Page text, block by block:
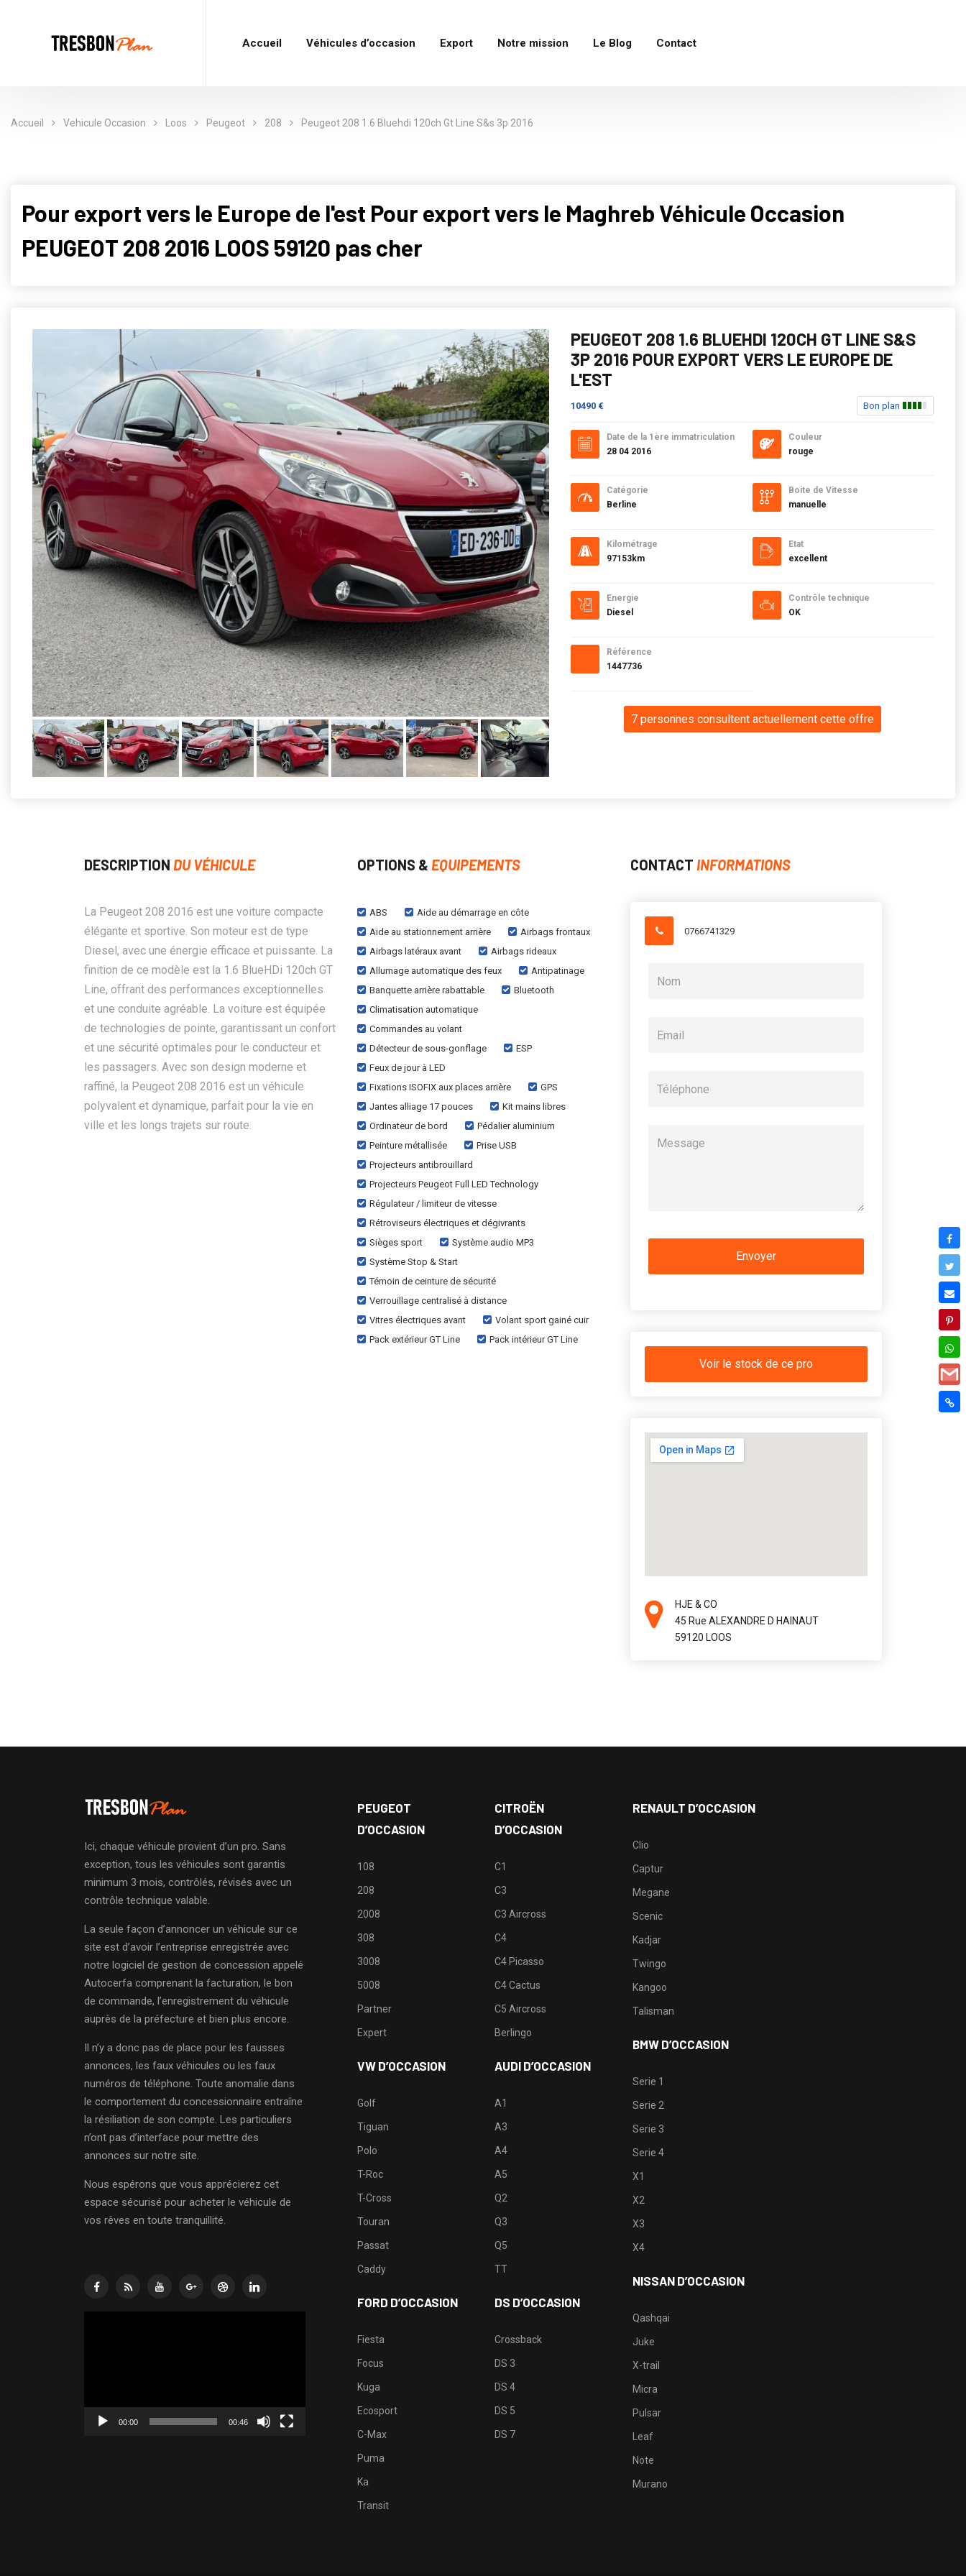
Accueil Véhicules d’occasion Export Notre mission Le Blog Contact
Accueil Vehicule Occasion Loos Peugeot 208 Peugeot 208 1.6 Bluehdi 120ch Gt Line S&s 3p 2016
Pour export vers le Europe de l'est Pour export vers le Maghreb Véhicule Occasion
PEUGEOT 208 2016 LOOS 59120 pas cher
PEUGEOT 208 1.6 BLUEHDI 120CH GT LINE S&S
3P 2016 POUR EXPORT VERS LE EUROPE DE
L'EST
10490 € Bon plan
Date de la 1ère immatriculation
28 04 2016
Catégorie
Berline
Kilométrage
97153km
Energie
Diesel
Référence
1447736
Couleur
rouge
Boite de Vitesse
manuelle
Etat
excellent
Contrôle technique
OK
7 personnes consultent actuellement cette offre
DESCRIPTION DU VÉHICULE
La Peugeot 208 2016 est une voiture compacte
élégante et sportive. Son moteur est de type
Diesel, avec une énergie efficace et puissante. La
finition de ce modèle est la 1.6 BlueHDi 120ch GT
Line, offrant des performances exceptionnelles
et une conduite agréable. La voiture est équipée
de technologies de pointe, garantissant un confort
et une sécurité optimales pour le conducteur et
les passagers. Avec son design moderne et
raffiné, la Peugeot 208 2016 est un véhicule
polyvalent et dynamique, parfait pour la vie en
ville et les longs trajets sur route.
OPTIONS & EQUIPEMENTS
ABS
Aide au démarrage en côte
Aide au stationnement arrière
Airbags frontaux
Airbags latéraux avant
Airbags rideaux
Allumage automatique des feux
Antipatinage
Banquette arrière rabattable
Bluetooth
Climatisation automatique
Commandes au volant
Détecteur de sous-gonflage
ESP
Feux de jour à LED
Fixations ISOFIX aux places arrière
GPS
Jantes alliage 17 pouces
Kit mains libres
Ordinateur de bord
Pédalier aluminium
Peinture métallisée
Prise USB
Projecteurs antibrouillard
Projecteurs Peugeot Full LED Technology
Régulateur / limiteur de vitesse
Rétroviseurs électriques et dégivrants
Sièges sport
Système audio MP3
Système Stop & Start
Témoin de ceinture de sécurité
Verrouillage centralisé à distance
Vitres électriques avant
Volant sport gainé cuir
Pack extérieur GT Line
Pack intérieur GT Line
CONTACT INFORMATIONS
0766741329
Voir le stock de ce pro
HJE & CO
45 Rue ALEXANDRE D HAINAUT
59120 LOOS
Ici, chaque véhicule provient d’un pro. Sans
exception, tous les véhicules sont garantis
minimum 3 mois, contrôlés, révisés avec un
contrôle technique valable.
La seule façon d’annoncer un véhicule sur ce
site est d’avoir l’entreprise enregistrée avec
notre logiciel de gestion de concession appelé
Autocerfa comprenant la facturation, le bon
de commande, l’enregistrement du véhicule
auprès de la préfecture et bien plus encore.
Il n’y a donc pas de place pour les fausses
annonces, les faux véhicules ou les faux
numéros de téléphone. Toute anomalie dans
le comportement du concessionnaire entraîne
la résiliation de son compte. Les particuliers
n’ont pas d’interface pour mettre des
annonces sur notre site.
Nous espérons que vous apprécierez cet
espace sécurisé pour acheter le véhicule de
vos rêves en toute tranquillité.
00:00 00:46
PEUGEOT
D’OCCASION
108
208
2008
308
3008
5008
Partner
Expert
VW D’OCCASION
Golf
Tiguan
Polo
T-Roc
T-Cross
Touran
Passat
Caddy
FORD D’OCCASION
Fiesta
Focus
Kuga
Ecosport
C-Max
Puma
Ka
Transit
CITROËN
D’OCCASION
C1
C3
C3 Aircross
C4
C4 Picasso
C4 Cactus
C5 Aircross
Berlingo
AUDI D’OCCASION
A1
A3
A4
A5
Q2
Q3
Q5
TT
DS D’OCCASION
Crossback
DS 3
DS 4
DS 5
DS 7
RENAULT D’OCCASION
Clio
Captur
Megane
Scenic
Kadjar
Twingo
Kangoo
Talisman
BMW D’OCCASION
Serie 1
Serie 2
Serie 3
Serie 4
X1
X2
X3
X4
NISSAN D’OCCASION
Qashqai
Juke
X-trail
Micra
Pulsar
Leaf
Note
Murano